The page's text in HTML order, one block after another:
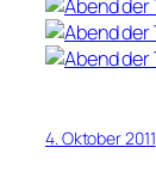
4. Oktober 2011